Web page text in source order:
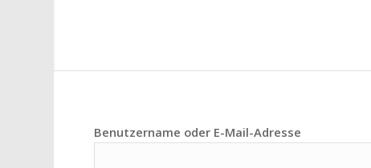
Benutzername oder E-Mail-Adresse